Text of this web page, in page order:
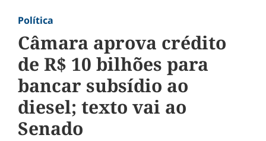
Política
Câmara aprova crédito
de R$ 10 bilhões para
bancar subsídio ao
diesel; texto vai ao
Senado